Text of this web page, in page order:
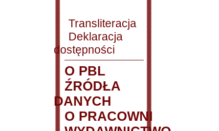
Transliteracja
Deklaracja
dostępności
O PBL
ŹRÓDŁA
DANYCH
O PRACOWNI